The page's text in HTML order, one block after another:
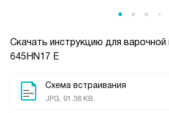
Скачать инструкцию для варочной
645HN17 E
Схема встраивания
JPG, 91.38 KB